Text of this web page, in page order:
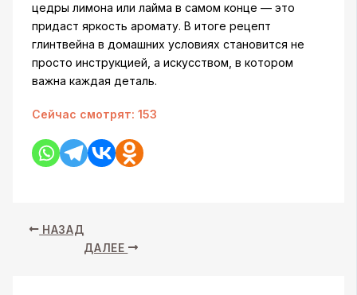
цедры лимона или лайма в самом конце — это
придаст яркость аромату. В итоге рецепт
глинтвейна в домашних условиях становится не
просто инструкцией, а искусством, в котором
важна каждая деталь.
Сейчас смотрят: 153
НАЗАД
ДАЛЕЕ